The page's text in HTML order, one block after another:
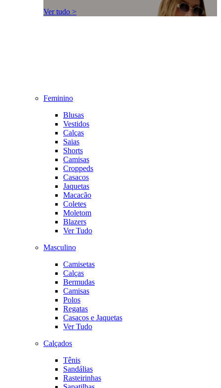
Ver tudo >
Feminino
Blusas
Vestidos
Calças
Saias
Shorts
Camisas
Croppeds
Casacos
Jaquetas
Macacão
Coletes
Moletom
Blazers
Ver Tudo
Masculino
Camisetas
Calças
Bermudas
Camisas
Polos
Regatas
Casacos e Jaquetas
Ver Tudo
Calçados
Tênis
Sandálias
Rasteirinhas